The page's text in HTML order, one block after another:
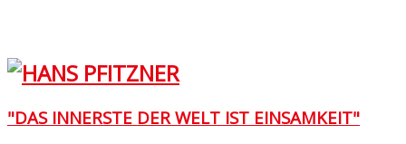
"DAS INNERSTE DER WELT IST EINSAMKEIT"